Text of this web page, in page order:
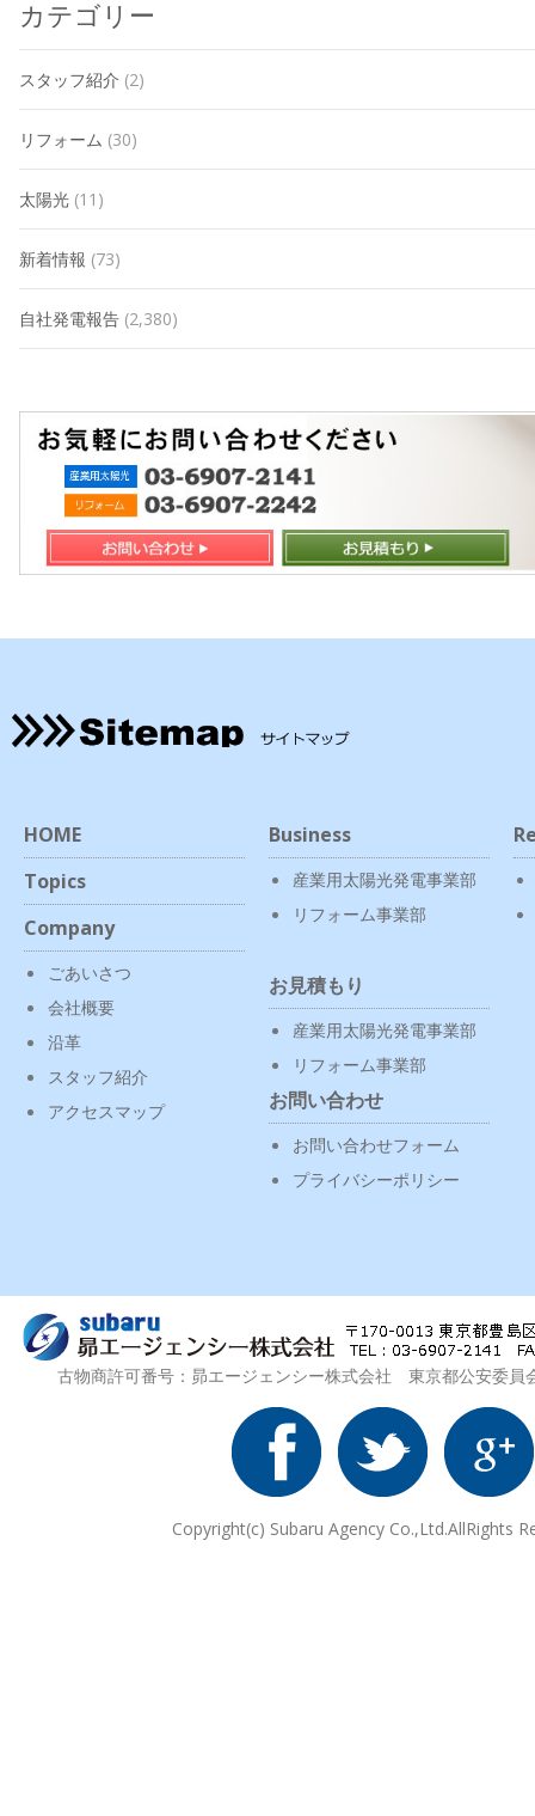
カテゴリー
スタッフ紹介 (2)
リフォーム (30)
太陽光 (11)
新着情報 (73)
自社発電報告 (2,380)
HOME
Topics
Company
ごあいさつ
会社概要
沿革
スタッフ紹介
アクセスマップ
Business
産業用太陽光発電事業部
リフォーム事業部
お見積もり
産業用太陽光発電事業部
リフォーム事業部
お問い合わせ
お問い合わせフォーム
プライバシーポリシー
古物商許可番号：昴エージェンシー株式会社 東京都公安委
Copyright(c) Subaru Agency Co.,Ltd.AllRights